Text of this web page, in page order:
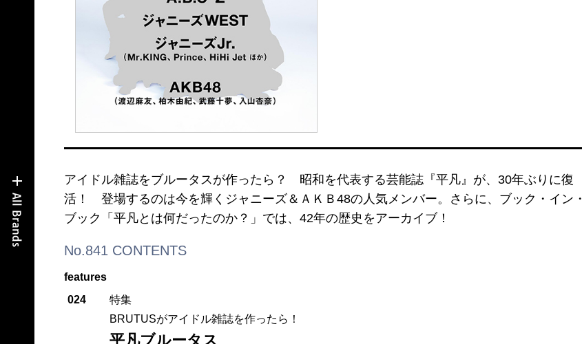
アイドル雑誌をブルータスが作ったら？ 昭和を代表する芸能誌『平凡』が、30年ぶりに復
活！ 登場するのは今を輝くジャニーズ＆ＡＫＢ48の人気メンバー。さらに、ブック・イン・
ブック「平凡とは何だったのか？」では、42年の歴史をアーカイブ！
No.841 CONTENTS
features
024
特集
BRUTUSがアイドル雑誌を作ったら！
平凡ブルータス